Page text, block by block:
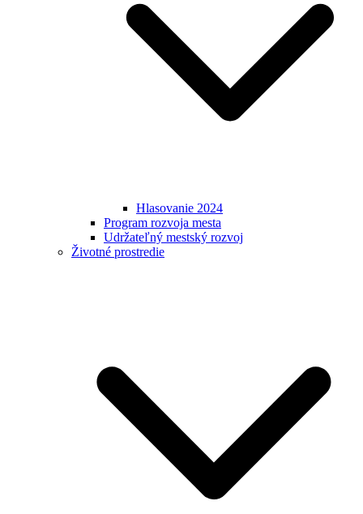
Hlasovanie 2024
Program rozvoja mesta
Udržateľný mestský rozvoj
Životné prostredie